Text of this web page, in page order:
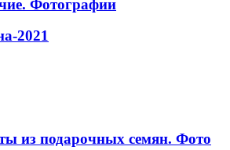
Фотографии
2021
из подарочных семян. Фото